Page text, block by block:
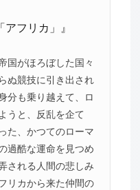
アフリカ」』
国がほろぼした国々
ぬ競技に引き出され
分も乗り越えて、ロ
うと、反乱を企て
た、かつてのローマ
過酷な運命を見つめ
される人間の悲しみ
リカから来た仲間の